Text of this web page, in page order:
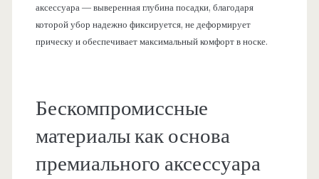
аксессуара — выверенная глубина посадки, благодаря
которой убор надежно фиксируется, не деформирует
прическу и обеспечивает максимальный комфорт в носке.
Бескомпромиссные
материалы как основа
премиального аксессуара